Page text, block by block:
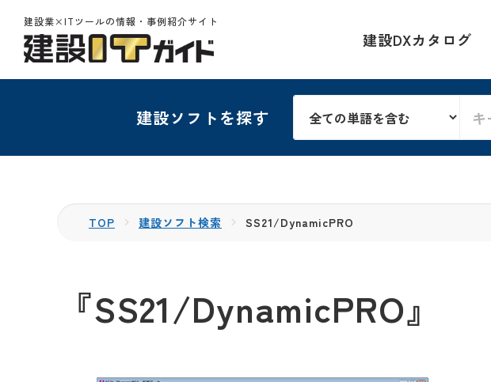
建設業×ITツールの情報・事例紹介サイト
建設DXカタログ
建設ソフトを探す
TOP 建設ソフト検索 SS21/DynamicPRO
『SS21/DynamicPRO』